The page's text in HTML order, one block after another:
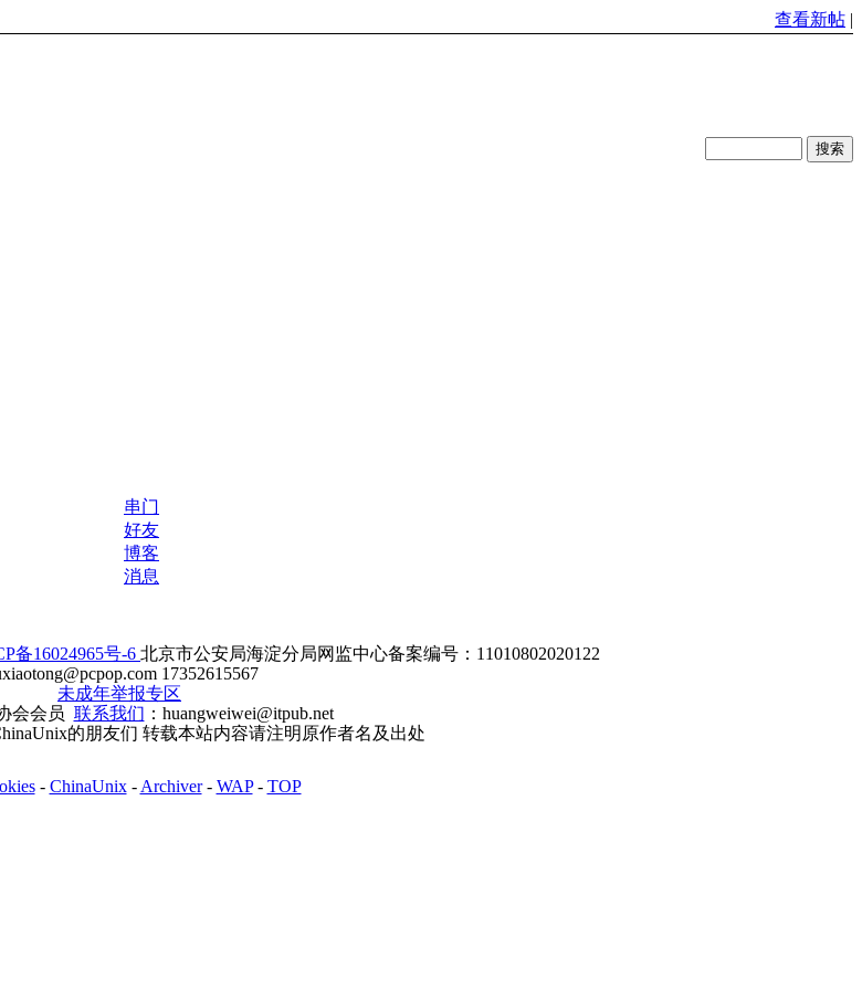
查看新帖 |
串门
好友
博客
消息
备16024965号-6 北京市公安局海淀分局网监中心备案编号：11010802020122
17352615567
未成年举报专区
会会员 联系我们 ：huangweiwei@itpub.net
的朋友们 转载本站内容请注明原作者名及出处
- ChinaUnix- Archiver- WAP- TOP